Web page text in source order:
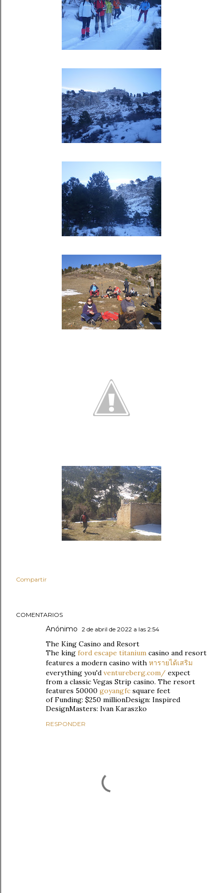
Compartir
COMENTARIOS
Anónimo 2 de abril de 2022 a las 2:54
The King Casino and Resort
The king ford escape titanium casino and resort
features a modern casino with หารายได้เสริม
everything you'd ventureberg.com/ expect
from a classic Vegas Strip casino. The resort
features 50000 goyangfc square feet
of Funding: $250 millionDesign: Inspired
DesignMasters: Ivan Karaszko
RESPONDER